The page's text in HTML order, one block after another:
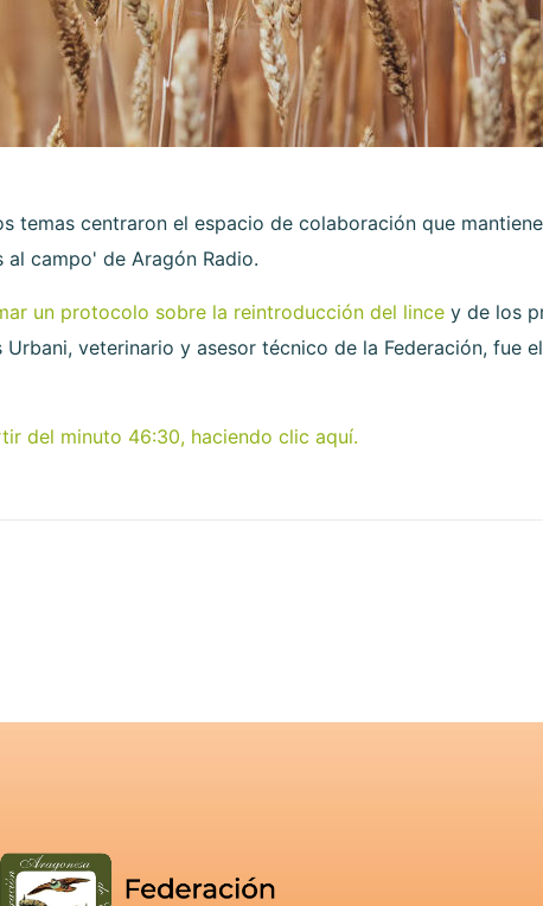
temas centraron el espacio de colaboración que
al campo' de Aragón Radio.
un protocolo sobre la reintroducción del lince y de los
veterinario y asesor técnico de la Federación, fue
del minuto 46:30, haciendo clic aquí.